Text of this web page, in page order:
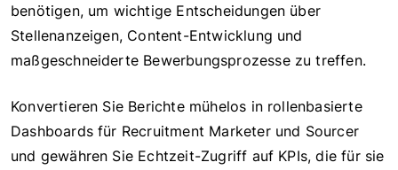
benötigen, um wichtige Entscheidungen über
Stellenanzeigen, Content-Entwicklung und
maßgeschneiderte Bewerbungsprozesse zu treffen.
Konvertieren Sie Berichte mühelos in rollenbasierte
Dashboards für Recruitment Marketer und Sourcer
und gewähren Sie Echtzeit-Zugriff auf KPIs, die für sie